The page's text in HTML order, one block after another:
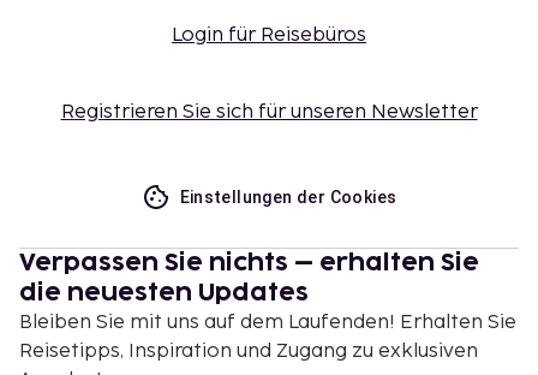
Login für Reisebüros
Registrieren Sie sich für unseren Newsletter
Einstellungen der Cookies
Verpassen Sie nichts – erhalten Sie
die neuesten Updates
Bleiben Sie mit uns auf dem Laufenden! Erhalten Sie
Reisetipps, Inspiration und Zugang zu exklusiven